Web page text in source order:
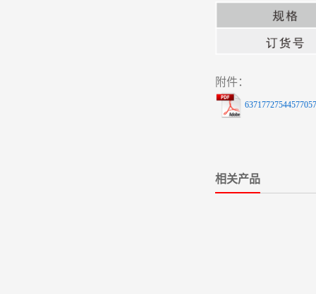
附件：
相关产品